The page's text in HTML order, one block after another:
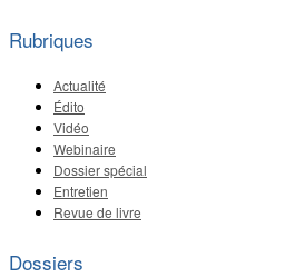
Rubriques
Actualité
Édito
Vidéo
Webinaire
Dossier spécial
Entretien
Revue de livre
Dossiers